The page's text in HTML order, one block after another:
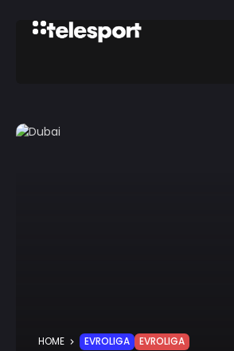
HOME EVROLIGA EVROLIGA